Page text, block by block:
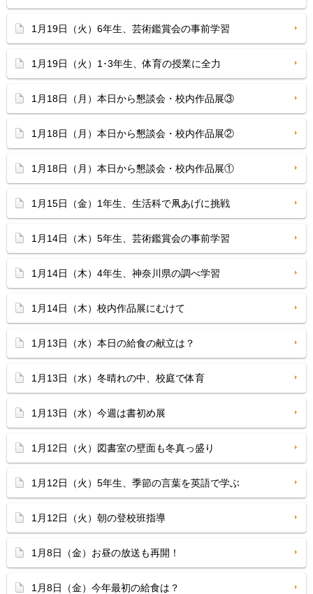
1月19日（火）6年生、芸術鑑賞会の事前学習
1月19日（火）1･3年生、体育の授業に全力
1月18日（月）本日から懇談会・校内作品展③
1月18日（月）本日から懇談会・校内作品展②
1月18日（月）本日から懇談会・校内作品展①
1月15日（金）1年生、生活科で凧あげに挑戦
1月14日（木）5年生、芸術鑑賞会の事前学習
1月14日（木）4年生、神奈川県の調べ学習
1月14日（木）校内作品展にむけて
1月13日（水）本日の給食の献立は？
1月13日（水）冬晴れの中、校庭で体育
1月13日（水）今週は書初め展
1月12日（火）図書室の壁面も冬真っ盛り
1月12日（火）5年生、季節の言葉を英語で学ぶ
1月12日（火）朝の登校班指導
1月8日（金）お昼の放送も再開！
1月8日（金）今年最初の給食は？